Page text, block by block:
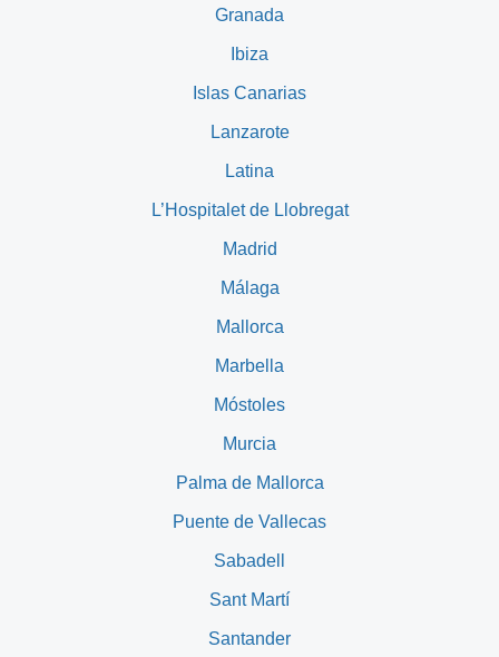
Granada
Ibiza
Islas Canarias
Lanzarote
Latina
L’Hospitalet de Llobregat
Madrid
Málaga
Mallorca
Marbella
Móstoles
Murcia
Palma de Mallorca
Puente de Vallecas
Sabadell
Sant Martí
Santander